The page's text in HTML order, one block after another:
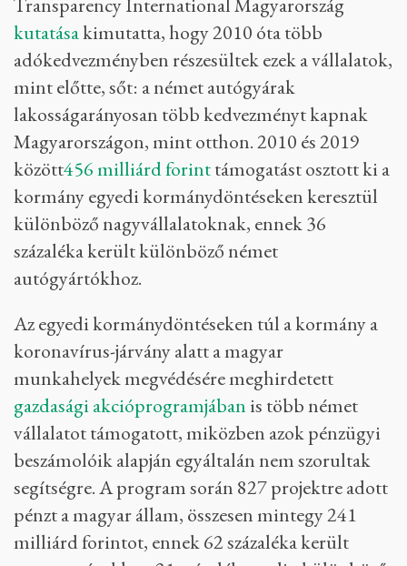
kutatásakimutatta, hogy 2010 óta több
adókedvezményben részesültek ezek a vállalatok,
mint előtte, sőt: a német autógyárak
lakosságarányosan több kedvezményt kapnak
Magyarországon, mint otthon. 2010 és 2019
között456 milliárd forinttámogatást osztott ki a
kormány egyedi kormánydöntéseken keresztül
különböző nagyvállalatoknak, ennek 36
százaléka került különböző német
autógyártókhoz.
Az egyedi kormánydöntéseken túl a kormány a
koronavírus-járvány alatt a magyar
munkahelyek megvédésére meghirdetett
gazdasági akcióprogramjában is több német
vállalatot támogatott, miközben azok pénzügyi
beszámolóik alapján egyáltalán nem szorultak
segítségre. A program során 827 projektre adott
pénzt a magyar állam, összesen mintegy 241
milliárd forintot, ennek 62 százaléka került